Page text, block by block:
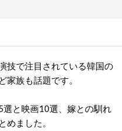
技で注目されている韓国の
家族も話題です。
と映画10選、嫁との馴れ
めました。